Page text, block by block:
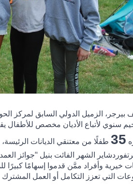
بيرجر، الزميل الدولي السابق لمركز
سنوي لأتباع الأديان مخصص للأطفال
35 طفلًا من معتنقي الديانات
الشهر الفائت بنيل "جوائز
وأفراد ممَّن قدموا إسهامًا كبيرًا
التي تعزز التكامل أو العمل المشترك